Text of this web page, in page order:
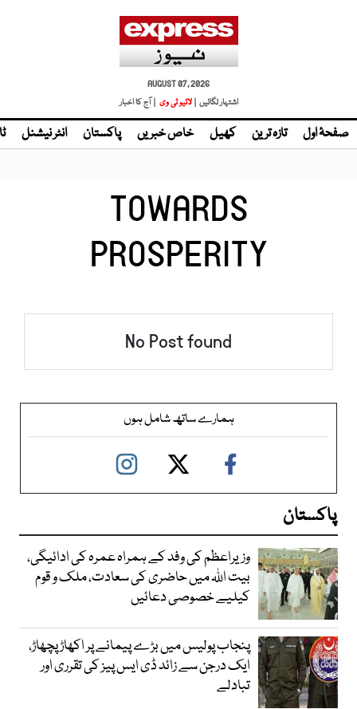
AUGUST 07, 2026
اشتہار لگائیں | لائیو ٹی وی | آج کا اخبار
صفحۂ اول تازہ ترین کھیل خاص خبریں پاکستان انٹر نیشنل
TOWARDS
PROSPERITY
No Post found
ہمارے ساتھ شامل ہوں
پاکستان
وزیراعظم کی وفد کے ہمراہ عمرہ کی ادائیگی،
بیت اللہ میں حاضری کی سعادت، ملک و قوم
کیلیے خصوصی دعائیں
پنجاب پولیس میں بڑے پیمانے پر اکھاڑ پچھاڑ،
ایک درجن سے زائد ڈی ایس پیز کی تقرری اور
تبادلے